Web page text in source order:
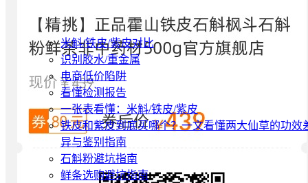
米斛/铁皮/紫皮对比
识别胶水/重金属
电商低价陷阱
看懂检测报告
一张表看懂：米斛/铁皮/紫皮
铁皮和紫皮到底买哪个？一文看懂两大仙草的功效
异与鉴别指南
石斛粉避坑指南
鲜条选购避坑指南